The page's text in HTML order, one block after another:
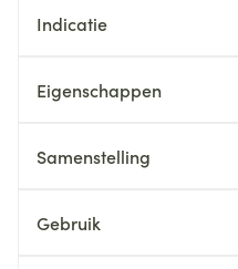
Indicatie
Eigenschappen
Samenstelling
Gebruik